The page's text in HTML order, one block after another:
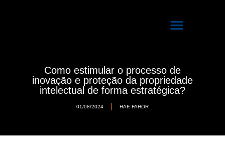
Como estimular o processo de
inovação e proteção da propriedade
intelectual de forma estratégica?
01/08/2024 HAE FAHOR